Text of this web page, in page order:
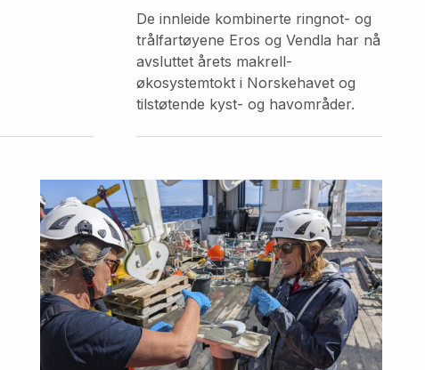
De innleide kombinerte ringnot- og
trålfartøyene Eros og Vendla har nå
avsluttet årets makrell-
økosystemtokt i Norskehavet og
tilstøtende kyst- og havområder.